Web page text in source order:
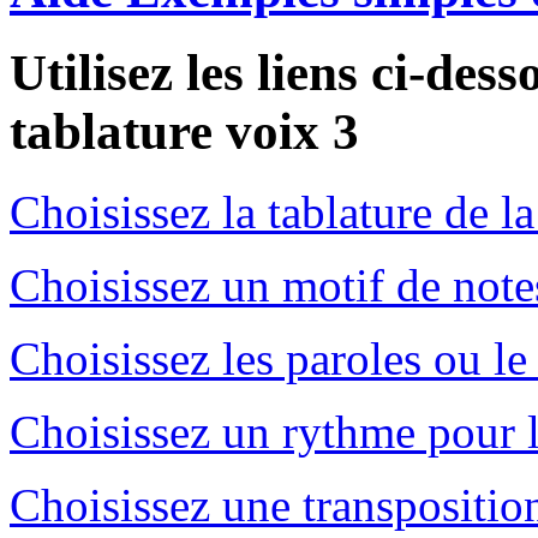
Utilisez les liens ci-
tablature voix 3
Choisissez la tablature de
Choisissez un motif de
Choisissez les paroles ou
Choisissez un rythme pour
Choisissez une